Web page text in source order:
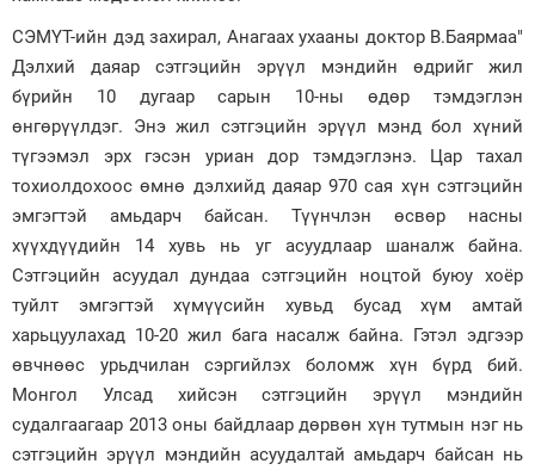
СЭМҮТ-ийн дэд захирал, Анагаах ухааны доктор В.Баярмаа"
Дэлхий даяар сэтгэцийн эрүүл мэндийн өдрийг жил
бүрийн 10 дугаар сарын 10-ны өдөр тэмдэглэн
өнгөрүүлдэг. Энэ жил сэтгэцийн эрүүл мэнд бол хүний
түгээмэл эрх гэсэн уриан дор тэмдэглэнэ. Цар тахал
тохиолдохоос өмнө дэлхийд даяар 970 сая хүн сэтгэцийн
эмгэгтэй амьдарч байсан. Түүнчлэн өсвөр насны
хүүхдүүдийн 14 хувь нь уг асуудлаар шаналж байна.
Сэтгэцийн асуудал дундаа сэтгэцийн ноцтой буюу хоёр
туйлт эмгэгтэй хүмүүсийн хувьд бусад хүм амтай
харьцуулахад 10-20 жил бага насалж байна. Гэтэл эдгээр
өвчнөөс урьдчилан сэргийлэх боломж хүн бүрд бий.
Монгол Улсад хийсэн сэтгэцийн эрүүл мэндийн
судалгаагаар 2013 оны байдлаар дөрвөн хүн тутмын нэг нь
сэтгэцийн эрүүл мэндийн асуудалтай амьдарч байсан нь